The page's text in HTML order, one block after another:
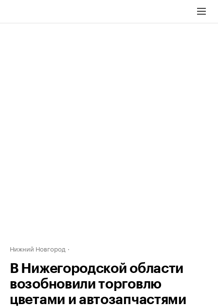
Нижний Новгород
В Нижегородской области
возобновили торговлю
цветами и автозапчастями